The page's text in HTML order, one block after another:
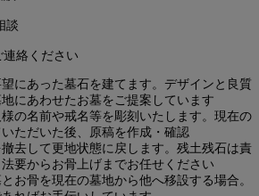
談
絡ください
にあった墓石を建てます。デザインと良質
にあわせたお墓をご提案しています
の名前や戒名等を彫刻いたします。現在の
ただいた後、原稿を作成・確認
去して更地状態に戻します。残土残石は責
要からお骨上げまでお任せください
お骨を現在の墓地から他へ移設する場合。